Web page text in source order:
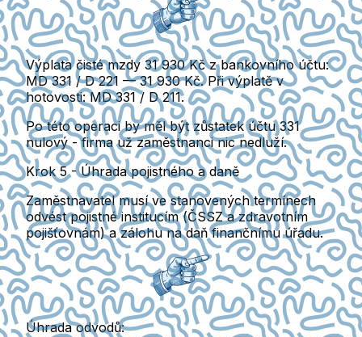
Výplata čisté mzdy 31 930 Kč z bankovního účtu:
MD 331 / D 221 — 31 930 Kč. Při výplatě v
hotovosti: MD 331 / D 211.
Po této operaci by měl být zůstatek účtu 331
nulový- firma už zaměstnanci nic nedluží.
Krok 5 - Úhrada pojistného a daně
Zaměstnavatel musí ve stanovených termínech
odvést pojistné institucím(ČSSZ a zdravotním
pojišťovnám) a zálohu na daň finančnímu úřadu.
Úhrada odvodů: